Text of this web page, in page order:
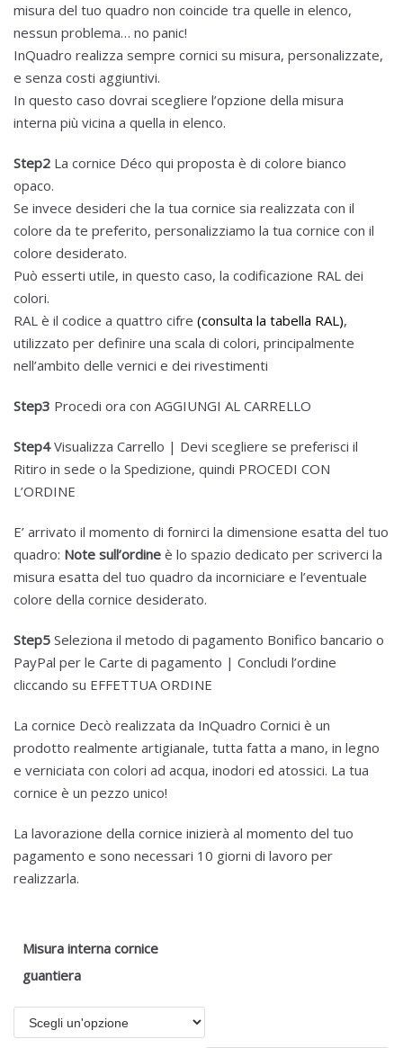
misura del tuo quadro non coincide tra quelle in elenco,
nessun problema… no panic!
InQuadro realizza sempre cornici su misura, personalizzate,
e senza costi aggiuntivi.
In questo caso dovrai scegliere l’opzione della misura
interna più vicina a quella in elenco.
Step2 La cornice Déco qui proposta è di colore bianco
opaco.
Se invece desideri che la tua cornice sia realizzata con il
colore da te preferito, personalizziamo la tua cornice con il
colore desiderato.
Può esserti utile, in questo caso, la codificazione RAL dei
colori.
RAL è il codice a quattro cifre (consulta la tabella RAL),
utilizzato per definire una scala di colori, principalmente
nell’ambito delle vernici e dei rivestimenti
Step3 Procedi ora con AGGIUNGI AL CARRELLO
Step4Visualizza Carrello | Devi scegliere se preferisci il
Ritiro in sede o la Spedizione, quindi PROCEDI CON
L’ORDINE
E’ arrivato il momento di fornirci la dimensione esatta del tuo
quadro: Note sull’ordine è lo spazio dedicato per scriverci la
misura esatta del tuo quadro da incorniciare e l’eventuale
colore della cornice desiderato.
Step5 Seleziona il metodo di pagamento Bonifico bancario o
PayPal per le Carte di pagamento | Concludi l’ordine
cliccando su EFFETTUA ORDINE
La cornice Decò realizzata da InQuadro Cornici è un
prodotto realmente artigianale, tutta fatta a mano, in legno
e verniciata con colori ad acqua, inodori ed atossici. La tua
cornice è un pezzo unico!
La lavorazione della cornice inizierà al momento del tuo
pagamento e sono necessari 10 giorni di lavoro per
realizzarla.
Misura interna cornice
guantiera